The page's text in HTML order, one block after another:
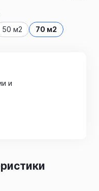
50 м2 70 м2
и